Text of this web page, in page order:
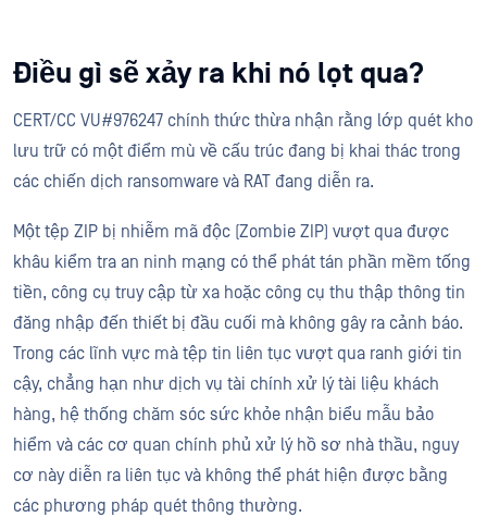
Điều gì sẽ xảy ra khi nó lọt qua?
CERT/CC VU#976247 chính thức thừa nhận rằng lớp quét kho
lưu trữ có một điểm mù về cấu trúc đang bị khai thác trong
các chiến dịch ransomware và RAT đang diễn ra.
Một tệp ZIP bị nhiễm mã độc (Zombie ZIP) vượt qua được
khâu kiểm tra an ninh mạng có thể phát tán phần mềm tống
tiền, công cụ truy cập từ xa hoặc công cụ thu thập thông tin
đăng nhập đến thiết bị đầu cuối mà không gây ra cảnh báo.
Trong các lĩnh vực mà tệp tin liên tục vượt qua ranh giới tin
cậy, chẳng hạn như dịch vụ tài chính xử lý tài liệu khách
hàng, hệ thống chăm sóc sức khỏe nhận biểu mẫu bảo
hiểm và các cơ quan chính phủ xử lý hồ sơ nhà thầu, nguy
cơ này diễn ra liên tục và không thể phát hiện được bằng
các phương pháp quét thông thường.